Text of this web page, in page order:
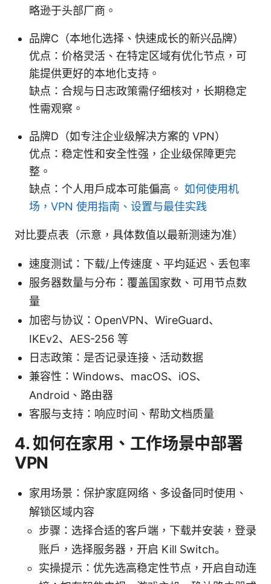
略逊于头部厂商。
品牌C（本地化选择、快速成长的新兴品牌）
优点：价格灵活、在特定区域有优化节点，可
能提供更好的本地化支持。
缺点：合规与日志政策需仔细核对，长期稳定
性需观察。
品牌D（如专注企业级解决方案的 VPN）
优点：稳定性和安全性强，企业级保障更完
整。
缺点：个人用户成本可能偏高。 如何使用机
场，VPN 使用指南、设置与最佳实践
对比要点表（示意，具体数值以最新测速为准）
速度测试：下载/上传速度、平均延迟、丢包率
服务器数量与分布：覆盖国家数、可用节点数
量
加密与协议：OpenVPN、WireGuard、
IKEv2、AES-256 等
日志政策：是否记录连接、活动数据
兼容性：Windows、macOS、iOS、
Android、路由器
客服与支持：响应时间、帮助文档质量
4. 如何在家用、工作场景中部署
VPN
家用场景：保护家庭网络、多设备同时使用、
解锁区域内容
步骤：选择合适的客户端，下载并安装，登录
账户，选择服务器，开启 Kill Switch。
实操提示：优先选高稳定性节点，开启自动连